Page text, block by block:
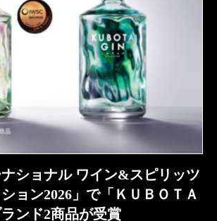
ナショナル ワイン&スピリッツ
ョン2026」で「ＫＵＢＯＴＡ
ンド2商品が受賞